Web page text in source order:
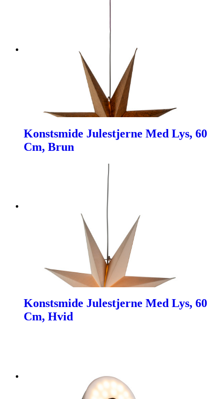
Konstsmide Julestjerne Med Lys, 60
Cm, Brun
Konstsmide Julestjerne Med Lys, 60
Cm, Hvid